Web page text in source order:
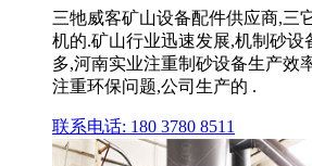
三牠威客矿山设备配件供应商,三
机的.矿山行业迅速发展,机制砂设
多,河南实业注重制砂设备生产效
注重环保问题,公司生产的 .
联系电话: 180 3780 8511